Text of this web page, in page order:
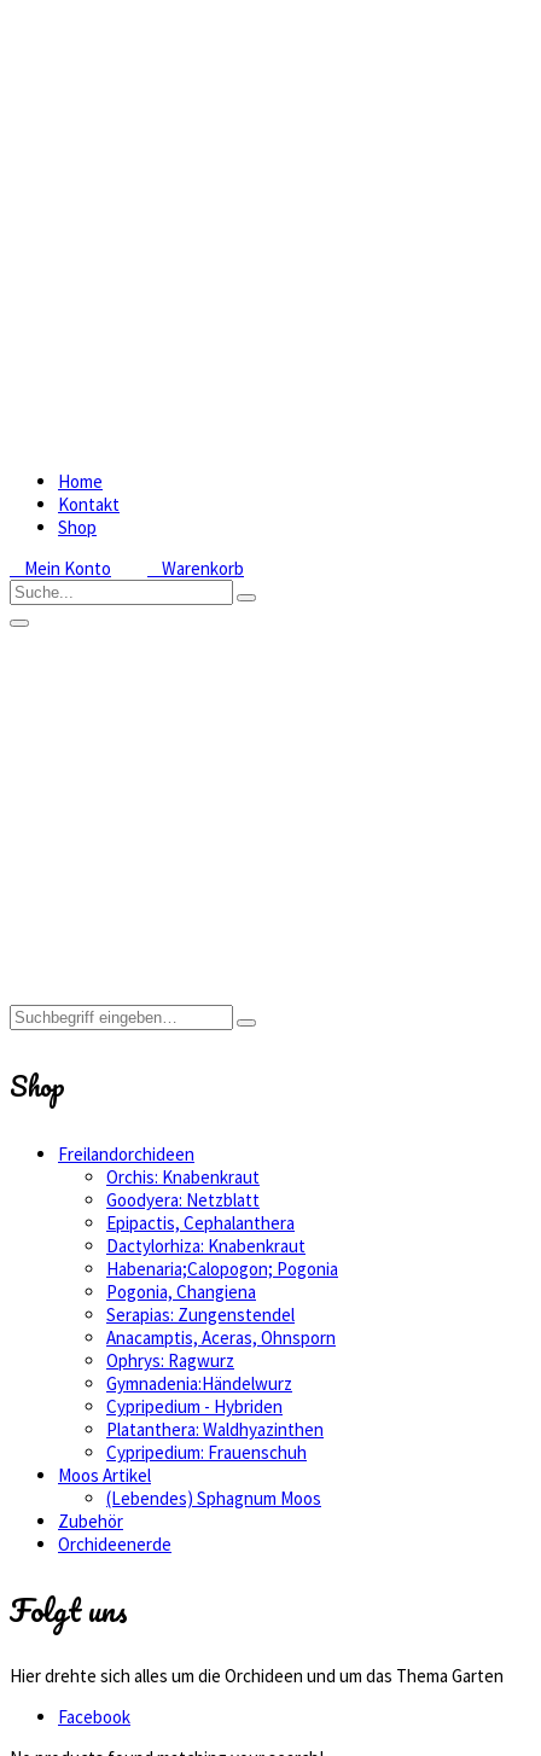
Home
Kontakt
Shop
Mein Konto
Warenkorb
Shop
Freilandorchideen
Orchis: Knabenkraut
Goodyera: Netzblatt
Epipactis, Cephalanthera
Dactylorhiza: Knabenkraut
Habenaria;Calopogon; Pogonia
Pogonia, Changiena
Serapias: Zungenstendel
Anacamptis, Aceras, Ohnsporn
Ophrys: Ragwurz
Gymnadenia:Händelwurz
Cypripedium - Hybriden
Platanthera: Waldhyazinthen
Cypripedium: Frauenschuh
Moos Artikel
(Lebendes) Sphagnum Moos
Zubehör
Orchideenerde
Folgt uns
Hier drehte sich alles um die Orchideen und um das Thema Garten
Facebook